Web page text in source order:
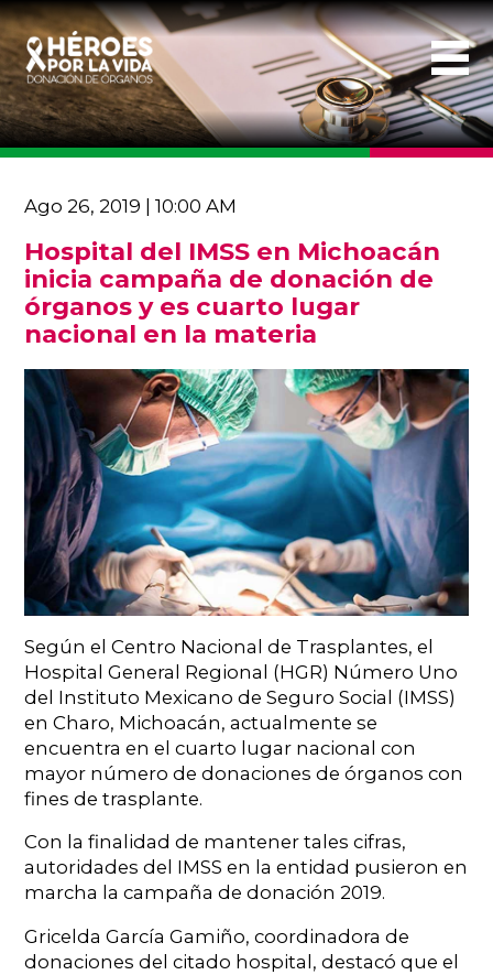
Ago 26, 2019 | 10:00 AM
Hospital del IMSS en Michoacán
inicia campaña de donación de
órganos y es cuarto lugar
nacional en la materia
Según el Centro Nacional de Trasplantes, el
Hospital General Regional (HGR) Número Uno
del Instituto Mexicano de Seguro Social (IMSS)
en Charo, Michoacán, actualmente se
encuentra en el cuarto lugar nacional con
mayor número de donaciones de órganos con
fines de trasplante.
Con la finalidad de mantener tales cifras,
autoridades del IMSS en la entidad pusieron en
marcha la campaña de donación 2019.
Gricelda García Gamiño, coordinadora de
donaciones del citado hospital, destacó que el